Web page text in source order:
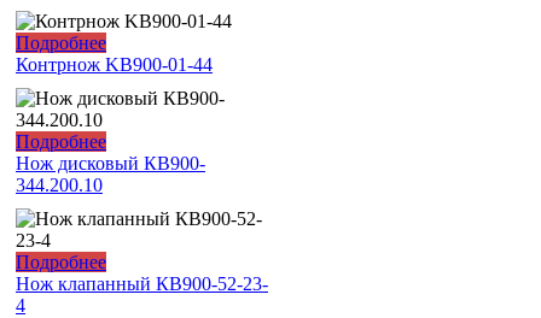
Подробнее
Контрнож KB900-01-44
Подробнее
Нож дисковый КВ900-
344.200.10
Подробнее
Нож клапанный КВ900-52-23-
4